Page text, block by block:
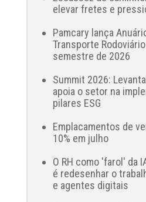
elevar fretes e
Pamcary lança
Transporte
semestre de 2026
Summit 2026:
apoia o setor na
pilares ESG
Emplacamentos de
10% em julho
O RH como 'farol' da
é redesenhar o
e agentes digitais